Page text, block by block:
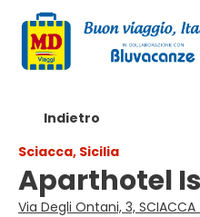
Indietro
Sciacca, Sicilia
Aparthotel
Via Degli Ontani, 3, SCIACCA